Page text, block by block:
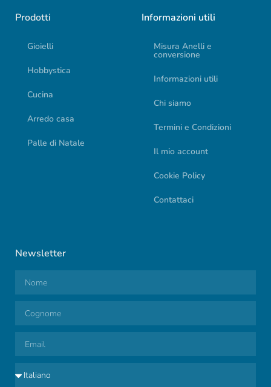
Prodotti
Gioielli
Hobbystica
Cucina
Arredo casa
Palle di Natale
Informazioni utili
Misura Anelli e
conversione
Informazioni utili
Chi siamo
Termini e Condizioni
Il mio account
Cookie Policy
Contattaci
Newsletter